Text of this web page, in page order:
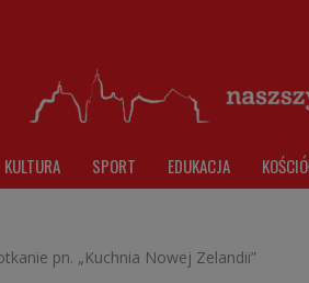
KULTURA SPORT EDUKACJA
pn. „Kuchnia Nowej Zelandii”